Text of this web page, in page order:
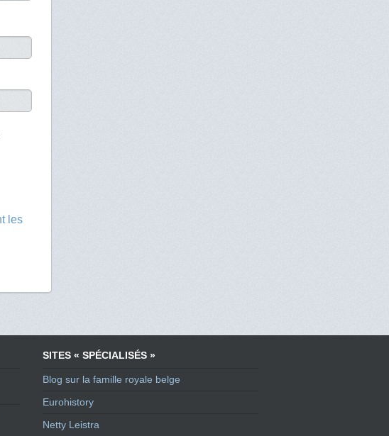
les
SITES « SPÉCIALISÉS »
Blog sur la famille royale belge
Eurohistory
Netty Leistra